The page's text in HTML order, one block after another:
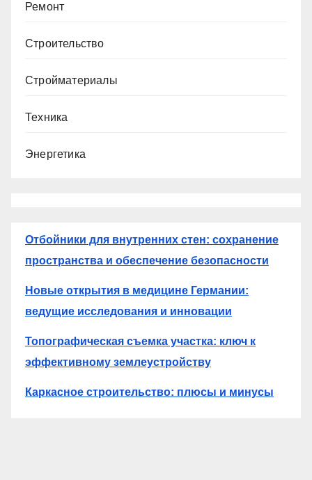
Ремонт
Строительство
Стройматериалы
Техника
Энергетика
Отбойники для внутренних стен: сохранение
пространства и обеспечение безопасности
Новые открытия в медицине Германии:
ведущие исследования и инновации
Топографическая съемка участка: ключ к
эффективному землеустройству
Каркасное строительство: плюсы и минусы